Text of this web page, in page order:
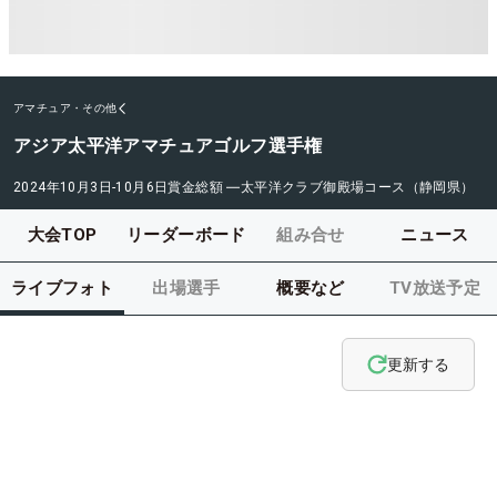
アマチュア・その他
アジア太平洋アマチュアゴルフ選手権
2024年10月3日-10月6日賞金総額 ―太平洋クラブ御殿場コース（静岡県）
大会TOP リーダーボード 組み合せ ニュース
ライブフォト 出場選手 概要など TV放送予定
更新する